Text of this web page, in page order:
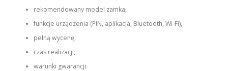
rekomendowany model zamka,
funkcje urządzenia (PIN, aplikacja, Bluetooth, Wi-Fi),
pełną wycenę,
czas realizacji,
warunki gwarancji.